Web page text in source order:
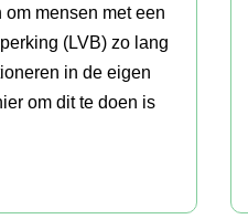
mensen met een
(LVB) zo lang
in de eigen
om dit te doen is